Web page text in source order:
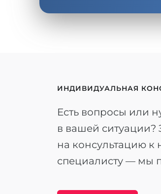
ИНДИВИДУАЛЬНАЯ
Есть вопросы или
в вашей ситуации?
на консультацию к
специалисту — мы